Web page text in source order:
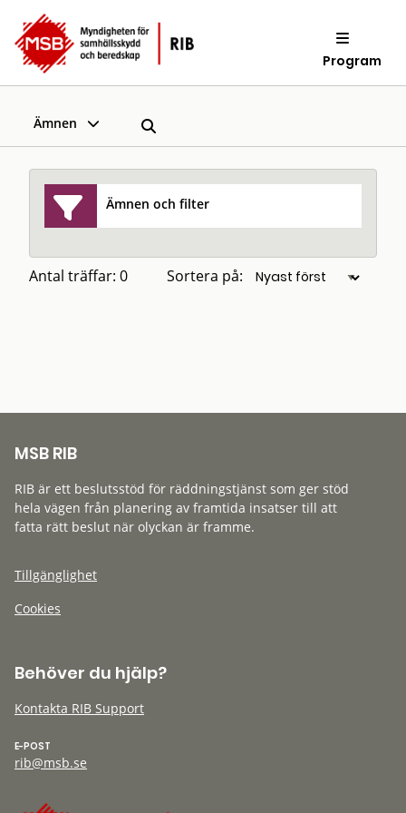
Program
Ämnen
Ämnen och filter
Antal träffar: 0 Sortera på:
MSB RIB
RIB är ett beslutsstöd för räddningstjänst som ger stöd
hela vägen från planering av framtida insatser till att
fatta rätt beslut när olyckan är framme.
Tillgänglighet
Cookies
Behöver du hjälp?
Kontakta RIB Support
E-POST
rib@msb.se